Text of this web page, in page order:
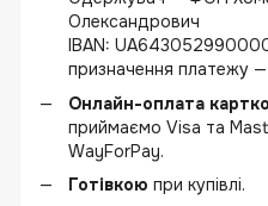
Олександрович
IBAN:
призначення платежу
Онлайн-оплата
приймаємо Visa та
WayForPay.
Готівкою при купівлі.